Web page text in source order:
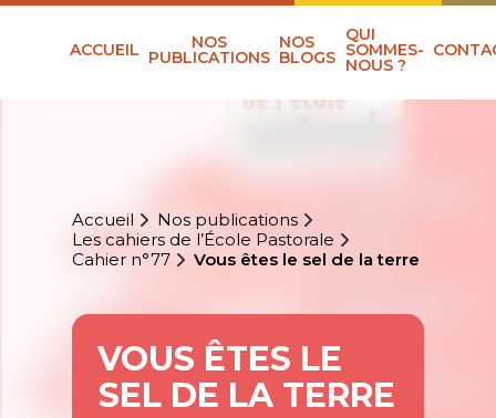
ACCUEIL NOS
PUBLICATIONS
NOS
BLOGS
QUI
SOMMES-
NOUS ?
Accueil
Nos publications
Les cahiers de l’École Pastorale
Cahier n°77
Vous êtes le sel de la terre
VOUS ÊTES LE
SEL DE LA TERRE